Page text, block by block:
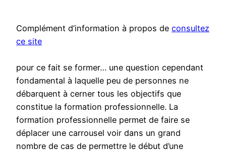
Complément d’information à propos de consultez
ce site
pour ce fait se former… une question cependant
fondamental à laquelle peu de personnes ne
débarquent à cerner tous les objectifs que
constitue la formation professionnelle. La
formation professionnelle permet de faire se
déplacer une carrousel voir dans un grand
nombre de cas de permettre le début d’une